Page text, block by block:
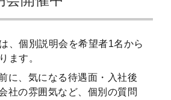
、個別説明会を希望者1名から
ます。
に、気になる待遇面・入社後
社の雰囲気など、個別の質問